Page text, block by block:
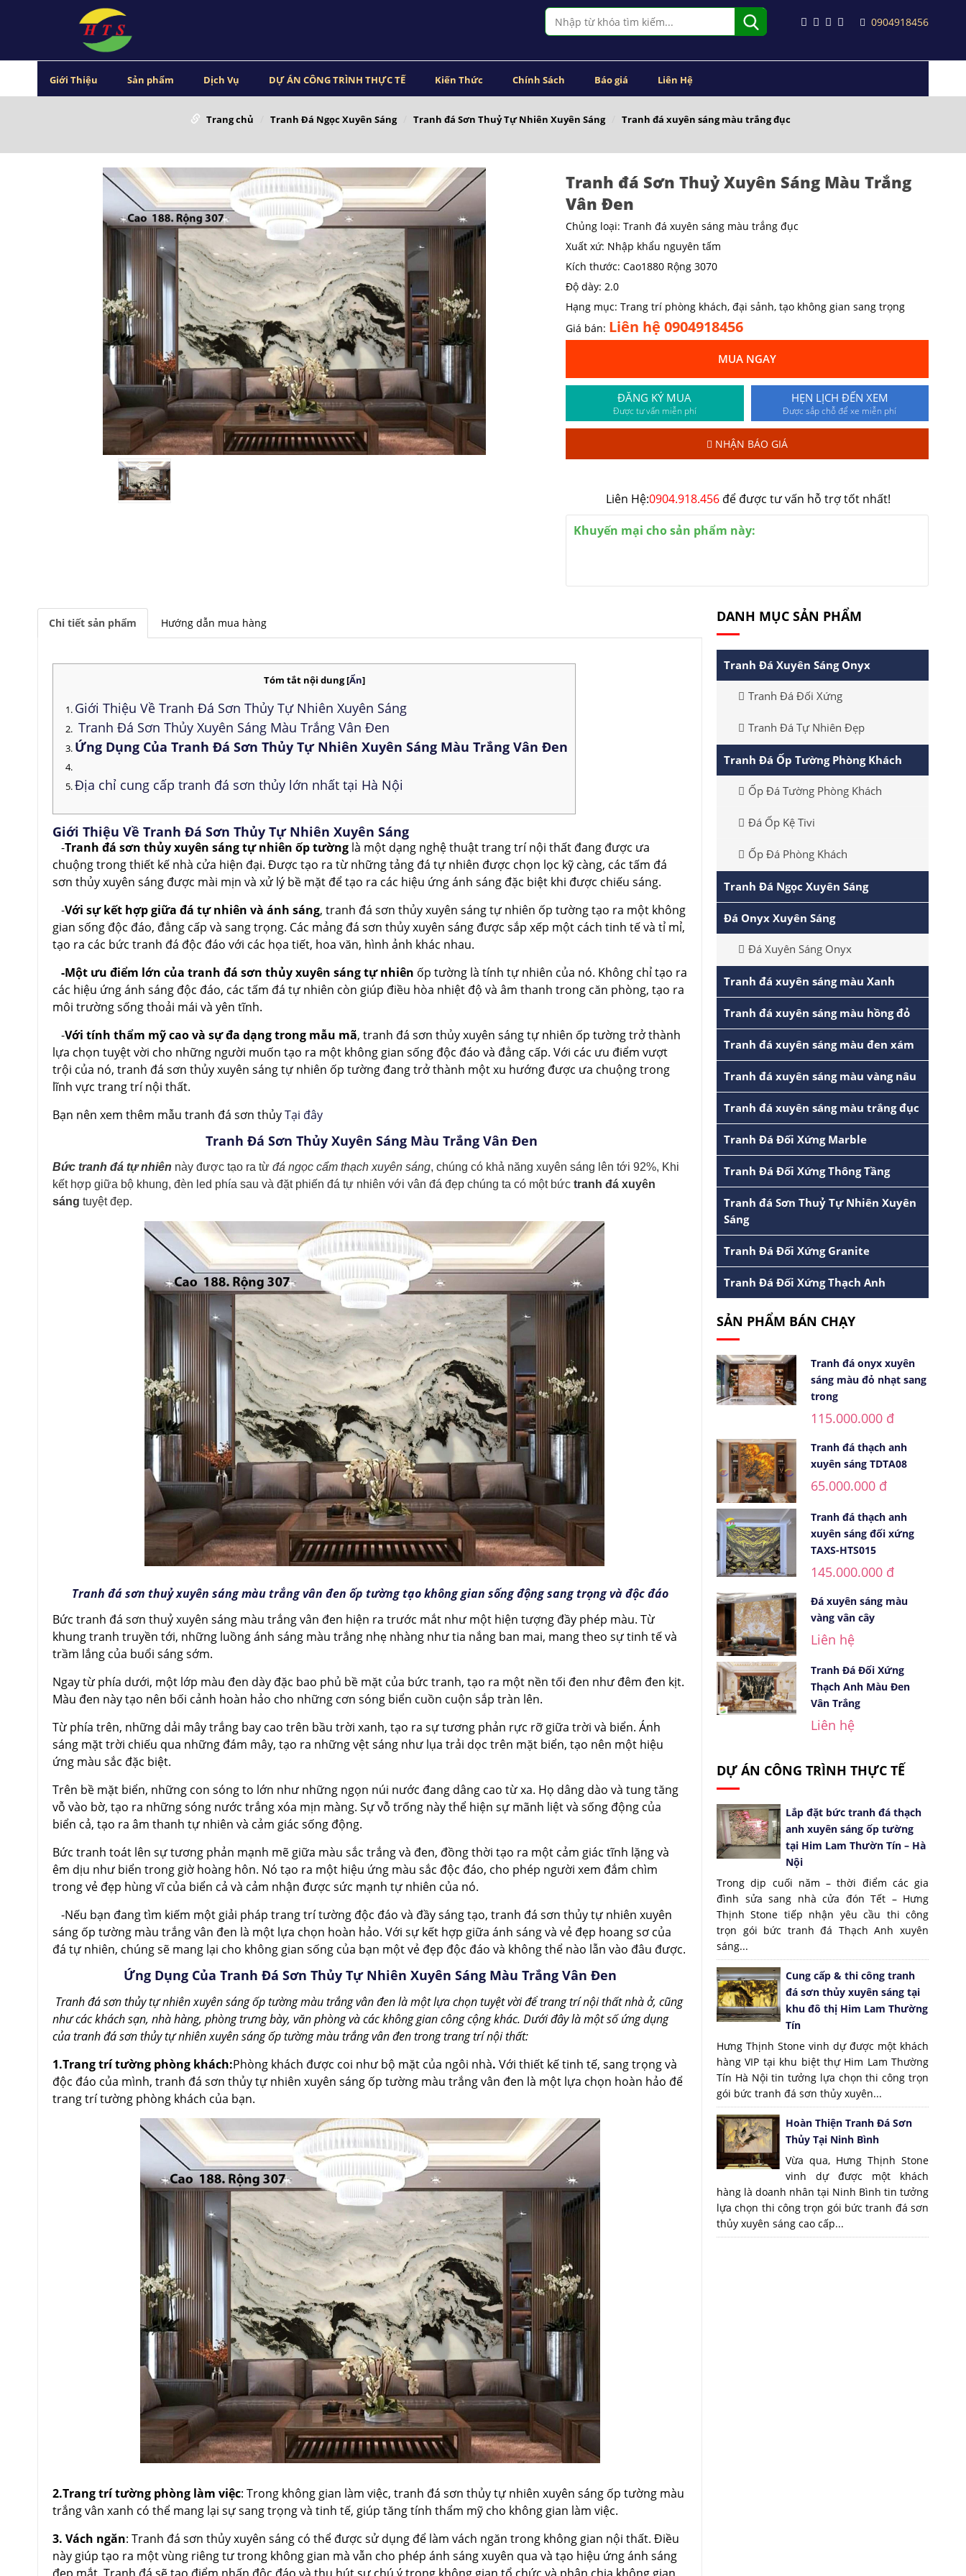
0904918456
Giới Thiệu Sản phẩm Dịch Vụ DỰ ÁN CÔNG TRÌNH THỰC TẾ Kiến Thức Chính Sách Báo giá Liên Hệ
Trang chủ Tranh Đá Ngọc Xuyên Sáng Tranh đá Sơn Thuỷ Tự Nhiên Xuyên Sáng Tranh đá xuyên sáng màu trắng đục
Tranh đá Sơn Thuỷ Xuyên Sáng Màu Trắng
Vân Đen
Chủng loại: Tranh đá xuyên sáng màu trắng đục
Xuất xứ: Nhập khẩu nguyên tấm
Kích thước: Cao1880 Rộng 3070
Độ dày: 2.0
Hạng mục: Trang trí phòng khách, đại sảnh, tạo không gian sang trọng
Giá bán: Liên hệ 0904918456
MUA NGAY
ĐĂNG KÝ MUA
Được tư vấn miễn phí
HẸN LỊCH ĐẾN XEM
Được sắp chỗ để xe miễn phí
NHẬN BÁO GIÁ
Liên Hệ:0904.918.456 để được tư vấn hỗ trợ tốt nhất!
Khuyến mại cho sản phẩm này:
Chi tiết sản phẩm Hướng dẫn mua hàng
Tóm tắt nội dung[Ẩn]
Giới Thiệu Về Tranh Đá Sơn Thủy Tự Nhiên Xuyên Sáng
Tranh Đá Sơn Thủy Xuyên Sáng Màu Trắng Vân Đen
Ứng Dụng Của Tranh Đá Sơn Thủy Tự Nhiên Xuyên Sáng Màu Trắng Vân Đen
Địa chỉ cung cấp tranh đá sơn thủy lớn nhất tại Hà Nội
Giới Thiệu Về Tranh Đá Sơn Thủy Tự Nhiên Xuyên Sáng
-Tranh đá sơn thủy xuyên sáng tự nhiên ốp tường là một dạng nghệ thuật trang trí nội thất đang được ưa
chuộng trong thiết kế nhà cửa hiện đại. Được tạo ra từ những tảng đá tự nhiên được chọn lọc kỹ càng, các tấm đá
sơn thủy xuyên sáng được mài mịn và xử lý bề mặt để tạo ra các hiệu ứng ánh sáng đặc biệt khi được chiếu sáng.
-Với sự kết hợp giữa đá tự nhiên và ánh sáng, tranh đá sơn thủy xuyên sáng tự nhiên ốp tường tạo ra một không
gian sống độc đáo, đẳng cấp và sang trọng. Các mảng đá sơn thủy xuyên sáng được sắp xếp một cách tinh tế và tỉ mỉ,
tạo ra các bức tranh đá độc đáo với các họa tiết, hoa văn, hình ảnh khác nhau.
-Một ưu điểm lớn của tranh đá sơn thủy xuyên sáng tự nhiên ốp tường là tính tự nhiên của nó. Không chỉ tạo ra
các hiệu ứng ánh sáng độc đáo, các tấm đá tự nhiên còn giúp điều hòa nhiệt độ và âm thanh trong căn phòng, tạo ra
môi trường sống thoải mái và yên tĩnh.
-Với tính thẩm mỹ cao và sự đa dạng trong mẫu mã, tranh đá sơn thủy xuyên sáng tự nhiên ốp tường trở thành
lựa chọn tuyệt vời cho những người muốn tạo ra một không gian sống độc đáo và đẳng cấp. Với các ưu điểm vượt
trội của nó, tranh đá sơn thủy xuyên sáng tự nhiên ốp tường đang trở thành một xu hướng được ưa chuộng trong
lĩnh vực trang trí nội thất.
Bạn nên xem thêm mẫu tranh đá sơn thủyTại đây
Tranh Đá Sơn Thủy Xuyên Sáng Màu Trắng Vân Đen
Bức tranh đá tự nhiên này được tạo ra từ đá ngọc cẩm thạch xuyên sáng, chúng có khả năng xuyên sáng lên tới 92%, Khi
kết hợp giữa bộ khung, đèn led phía sau và đặt phiến đá tự nhiên với vân đá đẹp chúng ta có một bức tranh đá xuyên
sáng tuyệt đẹp.
Tranh đá sơn thuỷ xuyên sáng màu trắng vân đen ốp tường tạo không gian sống động sang trọng và độc đáo
Bức tranh đá sơn thuỷ xuyên sáng màu trắng vân đen hiện ra trước mắt như một hiện tượng đầy phép màu. Từ
khung tranh truyền tới, những luồng ánh sáng màu trắng nhẹ nhàng như tia nắng ban mai, mang theo sự tinh tế và
trầm lắng của buổi sáng sớm.
Ngay từ phía dưới, một lớp màu đen dày đặc bao phủ bề mặt của bức tranh, tạo ra một nền tối đen như đêm đen kịt.
Màu đen này tạo nên bối cảnh hoàn hảo cho những cơn sóng biển cuồn cuộn sắp tràn lên.
Từ phía trên, những dải mây trắng bay cao trên bầu trời xanh, tạo ra sự tương phản rực rỡ giữa trời và biển. Ánh
sáng mặt trời chiếu qua những đám mây, tạo ra những vệt sáng như lụa trải dọc trên mặt biển, tạo nên một hiệu
ứng màu sắc đặc biệt.
Trên bề mặt biển, những con sóng to lớn như những ngọn núi nước đang dâng cao từ xa. Họ dâng dào và tung tăng
vỗ vào bờ, tạo ra những sóng nước trắng xóa mịn màng. Sự vỗ trống này thể hiện sự mãnh liệt và sống động của
biển cả, tạo ra âm thanh tự nhiên và cảm giác sống động.
Bức tranh toát lên sự tương phản mạnh mẽ giữa màu sắc trắng và đen, đồng thời tạo ra một cảm giác tĩnh lặng và
êm dịu như biển trong giờ hoàng hôn. Nó tạo ra một hiệu ứng màu sắc độc đáo, cho phép người xem đắm chìm
trong vẻ đẹp hùng vĩ của biển cả và cảm nhận được sức mạnh tự nhiên của nó.
-Nếu bạn đang tìm kiếm một giải pháp trang trí tường độc đáo và đầy sáng tạo, tranh đá sơn thủy tự nhiên xuyên
sáng ốp tường màu trắng vân đen là một lựa chọn hoàn hảo. Với sự kết hợp giữa ánh sáng và vẻ đẹp hoang sơ của
đá tự nhiên, chúng sẽ mang lại cho không gian sống của bạn một vẻ đẹp độc đáo và không thể nào lẫn vào đâu được.
Ứng Dụng Của Tranh Đá Sơn Thủy Tự Nhiên Xuyên Sáng Màu Trắng Vân Đen
Tranh đá sơn thủy tự nhiên xuyên sáng ốp tường màu trắng vân đen là một lựa chọn tuyệt vời để trang trí nội thất nhà ở, cũng
như các khách sạn, nhà hàng, phòng trưng bày, văn phòng và các không gian công cộng khác. Dưới đây là một số ứng dụng
của tranh đá sơn thủy tự nhiên xuyên sáng ốp tường màu trắng vân đen trong trang trí nội thất:
1.Trang trí tường phòng khách:Phòng khách được coi như bộ mặt của ngôi nhà. Với thiết kế tinh tế, sang trọng và
độc đáo của mình, tranh đá sơn thủy tự nhiên xuyên sáng ốp tường màu trắng vân đen là một lựa chọn hoàn hảo để
trang trí tường phòng khách của bạn.
2.Trang trí tường phòng làm việc: Trong không gian làm việc, tranh đá sơn thủy tự nhiên xuyên sáng ốp tường màu
trắng vân xanh có thể mang lại sự sang trọng và tinh tế, giúp tăng tính thẩm mỹ cho không gian làm việc.
3. Vách ngăn: Tranh đá sơn thủy xuyên sáng có thể được sử dụng để làm vách ngăn trong không gian nội thất. Điều
này giúp tạo ra một vùng riêng tư trong không gian mà vẫn cho phép ánh sáng xuyên qua và tạo hiệu ứng ánh sáng
DANH MỤC SẢN PHẨM
Tranh Đá Xuyên Sáng Onyx
Tranh Đá Đối Xứng
Tranh Đá Tự Nhiên Đẹp
Tranh Đá Ốp Tường Phòng Khách
Ốp Đá Tường Phòng Khách
Đá Ốp Kệ Tivi
Ốp Đá Phòng Khách
Tranh Đá Ngọc Xuyên Sáng
Đá Onyx Xuyên Sáng
Đá Xuyên Sáng Onyx
Tranh đá xuyên sáng màu Xanh
Tranh đá xuyên sáng màu hồng đỏ
Tranh đá xuyên sáng màu đen xám
Tranh đá xuyên sáng màu vàng nâu
Tranh đá xuyên sáng màu trắng đục
Tranh Đá Đối Xứng Marble
Tranh Đá Đối Xứng Thông Tầng
Tranh đá Sơn Thuỷ Tự Nhiên Xuyên
Sáng
Tranh Đá Đối Xứng Granite
Tranh Đá Đối Xứng Thạch Anh
SẢN PHẨM BÁN CHẠY
Tranh đá onyx xuyên
sáng màu đỏ nhạt sang
trong
115.000.000 đ
Tranh đá thạch anh
xuyên sáng TDTA08
65.000.000 đ
Tranh đá thạch anh
xuyên sáng đối xứng
TAXS-HTS015
145.000.000 đ
Đá xuyên sáng màu
vàng vân cây
Liên hệ
Tranh Đá Đối Xứng
Thạch Anh Màu Đen
Vân Trắng
Liên hệ
DỰ ÁN CÔNG TRÌNH THỰC TẾ
Lắp đặt bức tranh đá thạch
anh xuyên sáng ốp tường
tại Him Lam Thườn Tín – Hà
Nội
Trong dịp cuối năm – thời điểm các gia
đình sửa sang nhà cửa đón Tết – Hưng
Thịnh Stone tiếp nhận yêu cầu thi công
trọn gói bức tranh đá Thạch Anh xuyên
sáng...
Cung cấp & thi công tranh
đá sơn thủy xuyên sáng tại
khu đô thị Him Lam Thường
Tín
Hưng Thịnh Stone vinh dự được một khách
hàng VIP tại khu biệt thự Him Lam Thường
Tín Hà Nội tin tưởng lựa chọn thi công trọn
gói bức tranh đá sơn thủy xuyên...
Hoàn Thiện Tranh Đá Sơn
Thủy Tại Ninh Bình
Vừa qua, Hưng Thịnh Stone
vinh dự được một khách
hàng là doanh nhân tại Ninh Bình tin tưởng
lựa chọn thi công trọn gói bức tranh đá sơn
thủy xuyên sáng cao cấp...